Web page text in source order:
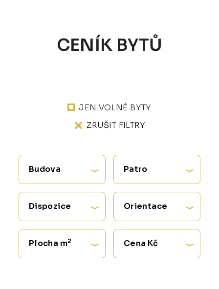
CENÍK BYTŮ
JEN VOLNÉ BYTY
ZRUŠIT FILTRY
Budova Patro
Dispozice Orientace
Plocha m2 Cena Kč